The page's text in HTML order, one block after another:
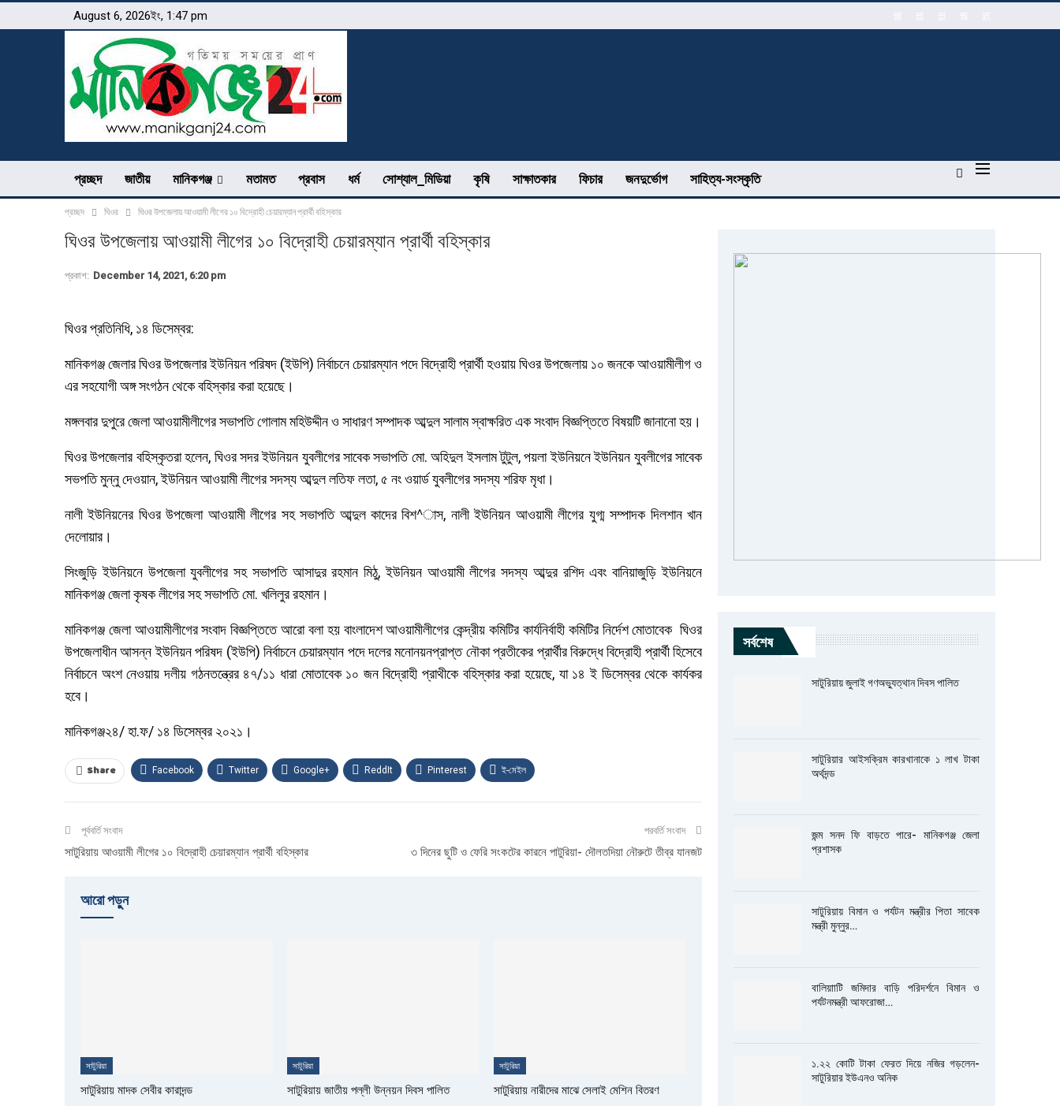
August 6, 2026ইং, 1:47 pm
প্রচ্ছদ জাতীয় মানিকগঞ্জ মতামত প্রবাস ধর্ম সোশ্যাল_মিডিয়া কৃষি সাক্ষাতকার ফিচার জনদুর্ভোগ সাহিত্য-সংস্কৃতি
প্রচ্ছদ ঘিওর ঘিওর উপজেলায় আওয়ামী লীগের ১০ বিদ্রোহী চেয়ারম্যান প্রার্থী বহিস্কার
ঘিওর উপজেলায় আওয়ামী লীগের ১০ বিদ্রোহী চেয়ারম্যান প্রার্থী বহিস্কার
প্রকাশ: December 14, 2021, 6:20 pm
ঘিওর প্রতিনিধি, ১৪ ডিসেম্বর:
মানিকগঞ্জ জেলার ঘিওর উপজেলার ইউনিয়ন পরিষদ (ইউপি) নির্বাচনে চেয়ারম্যান পদে বিদ্রোহী প্রার্থী হওয়ায় ঘিওর উপজেলায় ১০ জনকে আওয়ামীলীগ ও
এর সহযোগী অঙ্গ সংগঠন থেকে বহিস্কার করা হয়েছে।
মঙ্গলবার দুপুরে জেলা আওয়ামীলীগের সভাপতি গোলাম মহিউদ্দীন ও সাধারণ সম্পাদক আব্দুল সালাম স্বাক্ষরিত এক সংবাদ বিজ্ঞপ্তিতে বিষয়টি জানানো হয়।
ঘিওর উপজেলার বহিস্কৃতরা হলেন, ঘিওর সদর ইউনিয়ন যুবলীগের সাবেক সভাপতি মো. অহিদুল ইসলাম টুটুল, পয়লা ইউনিয়নে ইউনিয়ন যুবলীগের সাবেক
সভপতি মুন্নু দেওয়ান, ইউনিয়ন আওয়ামী লীগের সদস্য আব্দুল লতিফ লতা, ৫ নং ওয়ার্ড যুবলীগের সদস্য শরিফ মৃধা।
নালী ইউনিয়নের ঘিওর উপজেলা আওয়ামী লীগের সহ সভাপতি আব্দুল কাদের বিশ^াস, নালী ইউনিয়ন আওয়ামী লীগের যুগ্ম সম্পাদক দিলশান খান
দেলোয়ার।
সিংজুড়ি ইউনিয়নে উপজেলা যুবলীগের সহ সভাপতি আসাদুর রহমান মিঠু, ইউনিয়ন আওয়ামী লীগের সদস্য আব্দুর রশিদ এবং বানিয়াজুড়ি ইউনিয়নে
মানিকগঞ্জ জেলা কৃষক লীগের সহ সভাপতি মো. খলিলুর রহমান।
মানিকগঞ্জ জেলা আওয়ামীলীগের সংবাদ বিজ্ঞপ্তিতে আরো বলা হয় বাংলাদেশ আওয়ামীলীগের কেন্দ্রীয় কমিটির কার্যনির্বাহী কমিটির নির্দেশ মোতাবেক ঘিওর
উপজেলাধীন আসন্ন ইউনিয়ন পরিষদ (ইউপি) নির্বাচনে চেয়ারম্যান পদে দলের মনোনয়নপ্রাপ্ত নৌকা প্রতীকের প্রার্থীর বিরুদ্ধে বিদ্রোহী প্রার্থী হিসেবে
নির্বাচনে অংশ নেওয়ায় দলীয় গঠনতন্ত্রের ৪৭/১১ ধারা মোতাবেক ১০ জন বিদ্রোহী প্রাথীকে বহিস্কার করা হয়েছে, যা ১৪ ই ডিসেম্বর থেকে কার্যকর
হবে।
মানিকগঞ্জ২৪/ হা.ফ/ ১৪ ডিসেম্বর ২০২১।
Share Facebook Twitter Google+ ReddIt Pinterest ই-মেইল
পূর্ববর্তি সংবাদ
সাটুরিয়ায় আওয়ামী লীগের ১০ বিদ্রোহী চেয়ারম্যান প্রার্থী বহিস্কার
পরবর্তি সংবাদ
৩ দিনের ছুটি ও ফেরি সংকটের কারনে পাটুরিয়া- দৌলতদিয়া নৌরুটে তীব্র যানজট
আরো পড়ুুন
সাটুরিয়া
সাটুরিয়ায় মাদক সেবীর কারাদন্ড
সাটুরিয়া
সাটুরিয়ায় জাতীয় পল্লী উন্নয়ন দিবস পালিত
সাটুরিয়া
সাটুরিয়ায় নারীদের মাঝে সেলাই মেশিন বিতরণ
সর্বশেষ
সাটুরিয়ায় জুলাই গণঅভ্যুত্থান দিবস পালিত
সাটুরিয়ার আইসক্রিম কারখানাকে ১ লাখ টাকা
অর্থদন্ড
জন্ম সনদ ফি বাড়তে পারে- মানিকগঞ্জ জেলা
প্রশাসক
সাটুরিয়ায় বিমান ও পর্যটন মন্ত্রীর পিতা সাবেক
মন্ত্রী মুন্নুর…
বালিয়াাটি জমিদার বাড়ি পরিদর্শনে বিমান ও
পর্যটনমন্ত্রী আফরোজা…
১.২২ কোটি টাকা ফেরত দিয়ে নজির গড়লেন-
সাটুরিয়ার ইউএনও অনিক